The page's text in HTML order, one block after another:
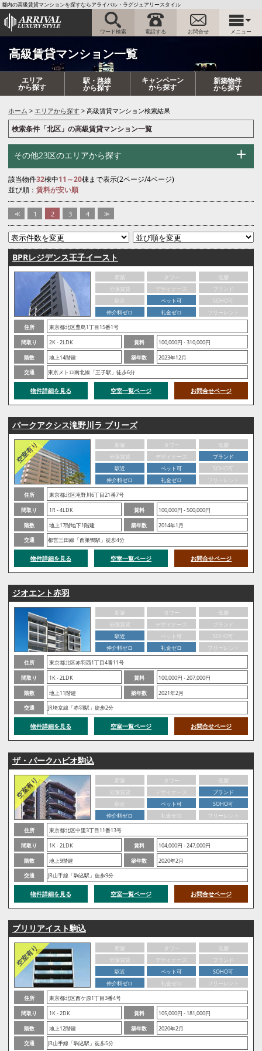
都内の高級賃貸マンションを探すならアライバル・ラグジュアリースタイル
ワード検索 電話する お問合せ メニュー
高級賃貸マンション一覧
エリア
から探す
駅・路線
から探す
キャンペーン
から探す
新築物件
から探す
ホーム エリアから探す 高級賃貸マンション検索結果
検索条件「北区」の高級賃貸マンション一覧
その他23区のエリアから探す
該当物件32棟中11～20棟まで表示(2ページ/4ページ)
並び順： 賃料が安い順
<< 1 2 3 4 >>
BPRレジデンス王子イースト
新築 タワー
低層
分譲賃貸
デザイナーズ
ブランド
駅近
ペット可
SOHO可
仲介料ゼロ
礼金ゼロ
フリーレント
住所
東京都北区豊島1丁目15番1号
間取り
2K - 2LDK 賃料
100,000円 - 310,000円
階数
地上14階建 築年数
2023年12月
交通
東京メトロ南北線「王子駅」徒歩6分
物件詳細を見る 空室一覧ページ お問合せページ
パークアクシス滝野川ラ ブリーズ
新築 タワー
低層
分譲賃貸
デザイナーズ
ブランド
駅近
ペット可
SOHO可
仲介料ゼロ
礼金ゼロ
フリーレント
住所
東京都北区滝野川6丁目21番7号
間取り
1R - 4LDK 賃料
100,000円 - 500,000円
階数
地上17階地下1階建 築年数
2014年1月
交通
都営三田線「西巣鴨駅」徒歩4分
物件詳細を見る 空室一覧ページ お問合せページ
ジオエント赤羽
新築 タワー
低層
分譲賃貸
デザイナーズ
ブランド
駅近
ペット可
SOHO可
仲介料ゼロ
礼金ゼロ
フリーレント
住所
東京都北区赤羽西1丁目4番11号
間取り
1K - 2LDK 賃料
100,000円 - 207,000円
階数
地上11階建 築年数
2021年2月
交通
JR埼京線「赤羽駅」徒歩2分
物件詳細を見る 空室一覧ページ お問合せページ
ザ・パークハビオ駒込
新築 タワー
低層
分譲賃貸
デザイナーズ
ブランド
駅近
ペット可
SOHO可
仲介料ゼロ
礼金ゼロ
フリーレント
住所
東京都北区中里3丁目11番13号
間取り
1K - 2LDK 賃料
104,000円 - 247,000円
階数
地上9階建 築年数
2020年2月
交通
JR山手線「駒込駅」徒歩9分
物件詳細を見る 空室一覧ページ お問合せページ
ブリリアイスト駒込
新築 タワー
低層
分譲賃貸
デザイナーズ
ブランド
駅近
ペット可
SOHO可
仲介料ゼロ
礼金ゼロ
フリーレント
住所
東京都北区西ケ原1丁目3番4号
間取り
1K - 2DK 賃料
105,000円 - 181,000円
階数
地上12階建 築年数
2020年2月
交通
JR山手線「駒込駅」徒歩5分